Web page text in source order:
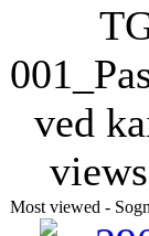
ved
views
Most viewed -